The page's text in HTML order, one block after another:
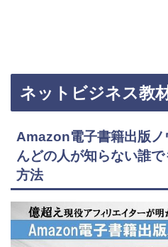
ネットビジネス教
Amazon電子書籍出版ノ
んどの人が知らない誰
方法